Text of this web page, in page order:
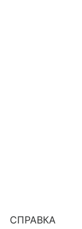
СПРАВКА